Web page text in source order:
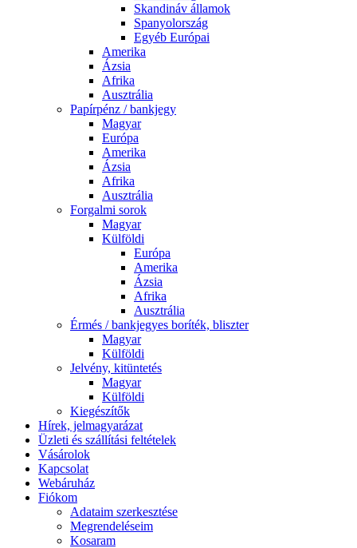
Skandináv államok
Spanyolország
Egyéb Európai
Amerika
Ázsia
Afrika
Ausztrália
Papírpénz / bankjegy
Magyar
Európa
Amerika
Ázsia
Afrika
Ausztrália
Forgalmi sorok
Magyar
Külföldi
Európa
Amerika
Ázsia
Afrika
Ausztrália
Érmés / bankjegyes boríték, bliszter
Magyar
Külföldi
Jelvény, kitüntetés
Magyar
Külföldi
Kiegészítők
Hírek, jelmagyarázat
Üzleti és szállítási feltételek
Vásárolok
Kapcsolat
Webáruház
Fiókom
Adataim szerkesztése
Megrendeléseim
Kosaram